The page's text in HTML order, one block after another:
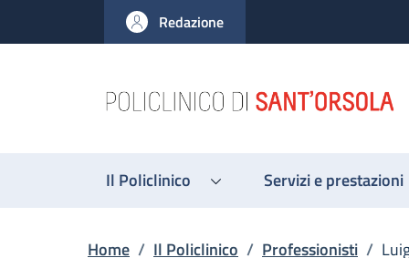
al contenuto principale
to footer content
Redazione
Il Policlinico Servizi e prestazioni
Home / Il Policlinico / Professionisti /